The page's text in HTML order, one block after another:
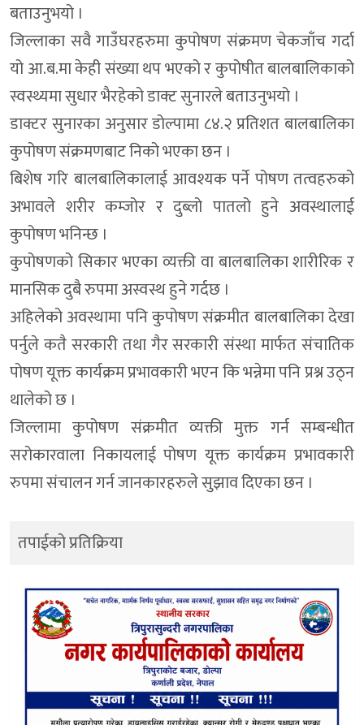
बताउनुभयो ।
जिल्लाका सवै गाउँघरहरुमा कुपोषण संक्रमण चेकजाँच गर्दा
यो आ.ब.मा केही संख्या थप भएको र कुपोषीत बालबालिकाको
स्वस्थ्यमा सुधार भैरहेको डाक्ट सुनारले बताउनुभयो ।
डाक्टर सुनारका अनुसार डोल्पामा ८४.२ प्रतिशत बालबालिका
कुपोषण संक्रमणबाट निको भएका छन ।
बिशेष गरि बालबालिकालाई आवश्यक पर्ने पोषण तत्वहरुको
अभावले शरीर कम्जोर र दुब्लो पातलो हुने अवस्थालाई
कुपोषण भनिन्छ ।
कुपोषणको सिकार भएका व्यक्ती वा बालबालिका शारीरिक र
मानसिक दुबै रुपमा अस्वस्थ हुने गर्दछ ।
अहिलेको अवस्थामा पनि कुपोषण संक्रमीत बालबालिका देखा
पर्नुले कतै सरकारी तथा गैर सरकारी संस्था मार्फत संचातिक
पोषण यूक्त कार्यक्रम प्रभावकारी भएन कि भन्नेमा पनि प्रश्न उठ्न
थालेको छ ।
जिल्लामा कुपोषण संक्रमीत व्यक्ती मुक्त गर्न सम्बन्धीत
सरोकारवाला निकायलाई पोषण यूक्त कार्यक्रम प्रभावकारी
रुपमा संचालन गर्न जानकारहरुले सुझाव दिएका छन ।
तपाईको प्रतिक्रिया